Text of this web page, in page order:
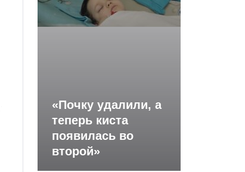
«Почку удалили, а
теперь киста
появилась во
второй»